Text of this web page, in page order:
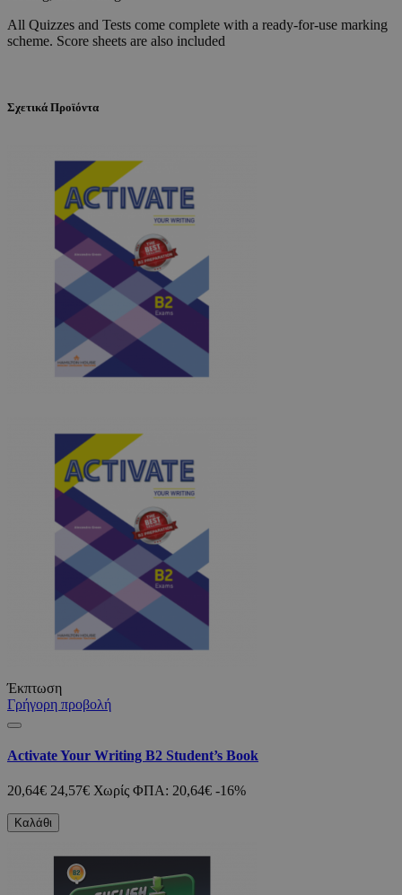
All Quizzes and Tests come complete with a ready-for-use marking
scheme. Score sheets are also included
Σχετικά Προϊόντα
Έκπτωση
Γρήγορη προβολή
Activate Your Writing B2 Student’s Book
20,64€ 24,57€ Χωρίς ΦΠΑ: 20,64€ -16%
Καλάθι